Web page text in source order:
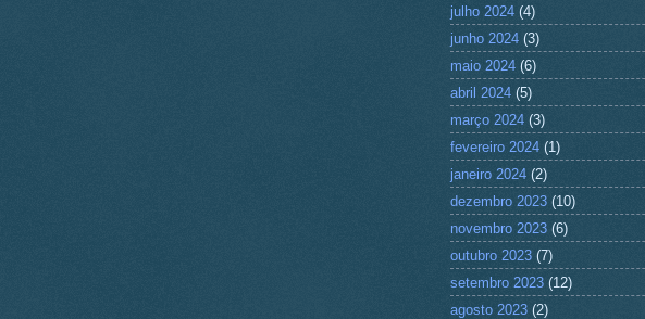
julho 2024 (4)
junho 2024 (3)
maio 2024 (6)
abril 2024 (5)
março 2024 (3)
fevereiro 2024 (1)
janeiro 2024 (2)
dezembro 2023 (10)
novembro 2023 (6)
outubro 2023 (7)
setembro 2023 (12)
agosto 2023 (2)